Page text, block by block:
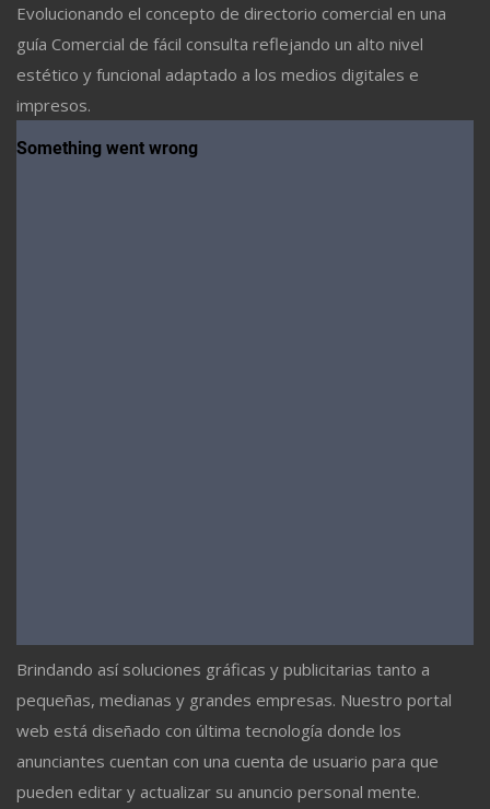
Evolucionando el concepto de directorio comercial en una
guía Comercial de fácil consulta reflejando un alto nivel
estético y funcional adaptado a los medios digitales e
impresos.
Brindando así soluciones gráficas y publicitarias tanto a
pequeñas, medianas y grandes empresas. Nuestro portal
web está diseñado con última tecnología donde los
anunciantes cuentan con una cuenta de usuario para que
pueden editar y actualizar su anuncio personal mente.